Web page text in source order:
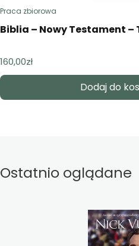
Praca zbiorowa
Biblia – Nowy Testament –
160,00zł
Dodaj do
Ostatnio oglądane